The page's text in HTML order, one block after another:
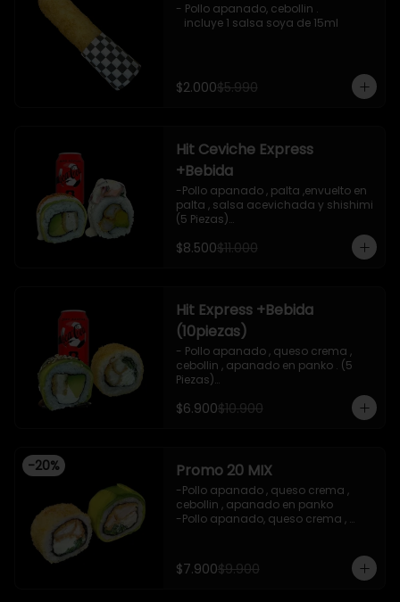
- Pollo apanado, cebollin .
   incluye 1 salsa soya de 15ml
$2.000$5.990
Hit Ceviche Express
+Bebida
-Pollo apanado , palta ,envuelto en
palta , salsa acevichada y shishimi
(5 Piezas)
-Camaron cocido , palta ,ceviche
mixto , salsa acevichada ( 5 Piezas)
-Incluye 1 bebida (coca cola zero), Y
$8.500$11.000
Hit Express +Bebida
(10piezas)
- Pollo apanado , queso crema ,
cebollin , apanado en panko . (5
Piezas)
palta ,envuelto en palta , salsa
-Imagen referencial .
$6.900$10.900
-20% Promo 20 MIX
-Pollo apanado , queso crema ,
cebollin , apanado en panko
-Pollo apanado, queso crema ,
-incluye 1 salsa de soya , 1 salsa
teriyaki
$7.900$9.900